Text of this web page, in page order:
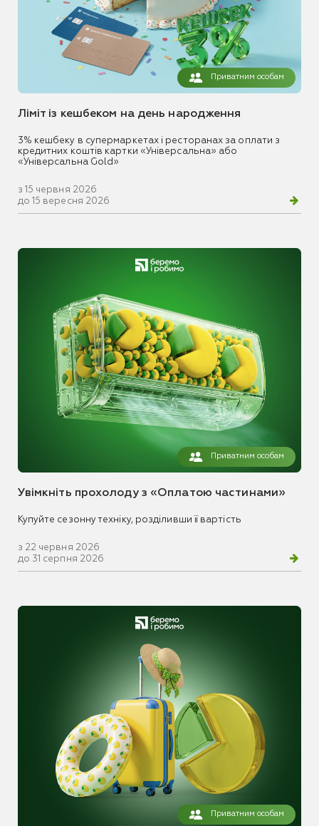
Приватним особам
Ліміт із кешбеком на день народження
3% кешбеку в супермаркетах і ресторанах за оплати з
кредитних коштів картки «Універсальна» або
«Універсальна Gold»
з 15 червня 2026
до 15 вересня 2026
Приватним особам
Увімкніть прохолоду з «Оплатою частинами»
Купуйте сезонну техніку, розділивши її вартість
з 22 червня 2026
до 31 серпня 2026
Приватним особам